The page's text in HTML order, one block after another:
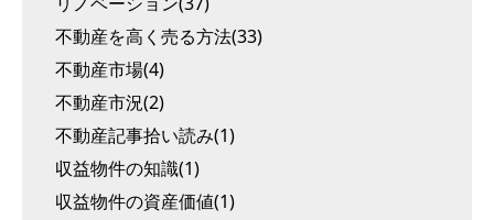
不動産を高く売る方法(33)
不動産市場(4)
不動産市況(2)
不動産記事拾い読み(1)
収益物件の知識(1)
収益物件の資産価値(1)